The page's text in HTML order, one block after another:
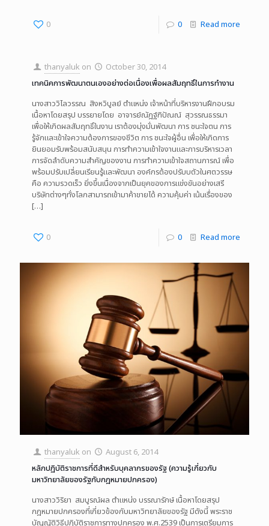
0 0 Read more
thanyaluk on
October 30, 2014
เทคนิคการพัฒนาตนเองอย่างต่อเนื่องเพื่อผลสัมฤทธิ์ในการทำงาน
นางสาววิไลวรรณ สิงหวิบูลย์ ตำแหน่ง เจ้าหน้าที่บริหารงานฝึกอบรม
เนื้อหาโดยสรุป บรรยายโดย อาจารย์ณัฎฐ์ฑิปัณณ์ สุวรรณธรรมา
เพื่อให้เกิดผลสัมฤทธิ์ในงาน เราต้องมุ่งมั่นพัฒนา การ ชนะใจตน การ
รู้จักและเข้าใจความต้องการของชีวิต การ ชนะใจผู้อื่น เพื่อให้เกิดการ
ยินยอมรับพร้อมสนับสนุน การทำความเข้าใจงานและการบริหารเวลา
การจัดลำดับความสำคัญของงาน การทำความเข้าใจสถานการณ์ เพื่อ
พร้อมปรับเปลี่ยนเรียนรู้และพัฒนา องค์กรต้องปรับบตัวในศตวรรษ
คือ ความรวดเร็ว ยิ่งขึ้นเนื่องจากเป็นยุคของการแข่งขันอย่างเสรี
บริษัทต่างๆทั่งโลกสามารถเข้ามาค้าขายได้ ความคุ้มค่า เน้นเรื่องของ
[…]
0 0 Read more
thanyaluk on
August 6, 2014
หลักปฏิบัติราชการที่ดีสำหรับบุคลากรของรัฐ (ความรู้เกี่ยวกับ
มหาวิทยาลัยของรัฐกับกฎหมายปกครอง)
นางสาววิริยา สมบูรณ์ผล ตำแหน่ง บรรณารักษ์ เนื้อหาโดยสรุป
กฎหมายปกครองที่เกี่ยวข้องกับมหาวิทยาลัยของรัฐ มีดังนี้ พระราช
บัญญัติวิธีปฏิบัติราชการทางปกครอง พ.ศ.2539 เป็นการเตรียมการ